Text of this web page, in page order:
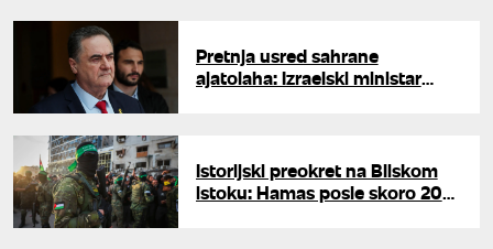
Pretnja usred sahrane
ajatolaha: Izraelski ministar
Istorijski preokret na Bliskom
istoku: Hamas posle skoro 20